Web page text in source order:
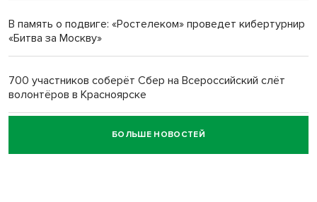
Обновлённое отделение ВТБ открылось в Искитиме
В память о подвиге: «Ростелеком» проведет кибертурнир
«Битва за Москву»
700 участников соберёт Сбер на Всероссийский слёт
волонтёров в Красноярске
Честный выбор: видеонаблюдение обеспечит
объективность результатов ЕДГ в Новосибирской
БОЛЬШЕ НОВОСТЕЙ